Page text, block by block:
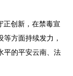
正创新，在禁毒宣
方面持续发力，
平的平安云南、法